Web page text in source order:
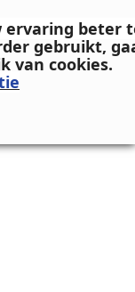
ervaring beter
gebruikt,
van cookies.